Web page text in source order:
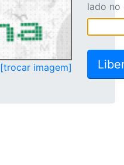
[trocar imagem]
lado no